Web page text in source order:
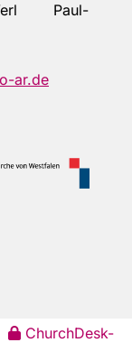
Werl Paul-
ar.de
ChurchDesk-